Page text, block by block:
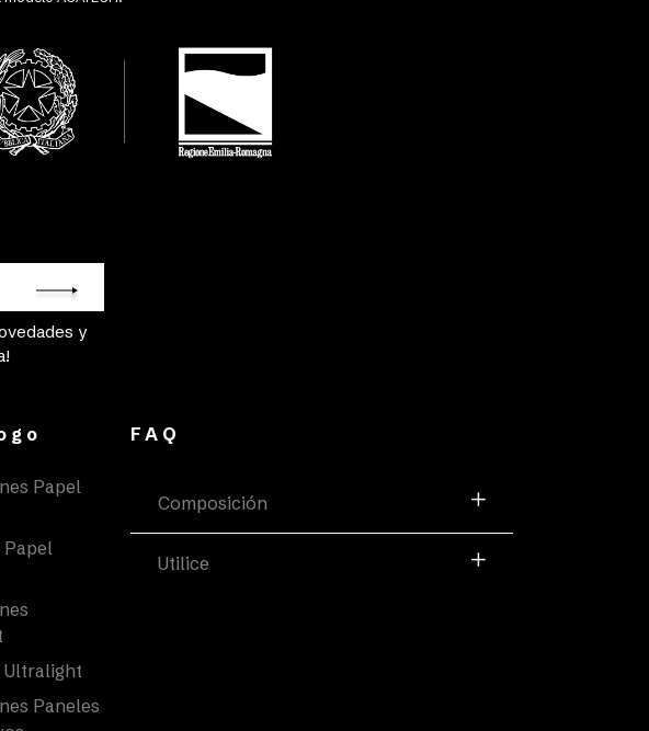
y
Papel
Papel
Ultralight
Paneles
FAQ
Composición
Utilice